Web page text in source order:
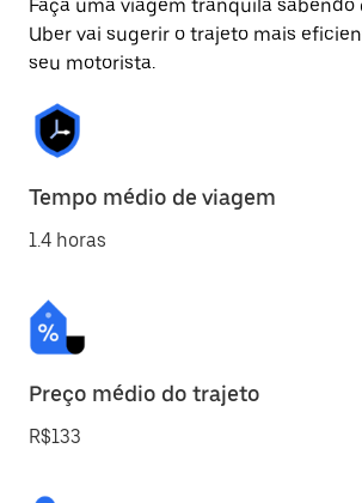
Faça uma viagem tranquila sabendo
Uber vai sugerir o trajeto mais
seu motorista.
Tempo médio de viagem
1.4 horas
Preço médio do trajeto
R$133